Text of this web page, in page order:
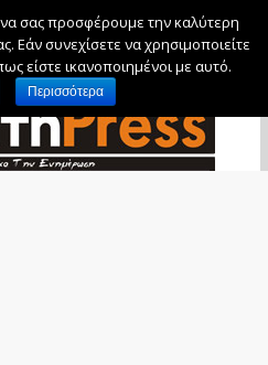
2026
σας προσφέρουμε την καλύτερη
Εάν συνεχίσετε να χρησιμοποιείτε
είστε ικανοποιημένοι με αυτό.
Περισσότερα